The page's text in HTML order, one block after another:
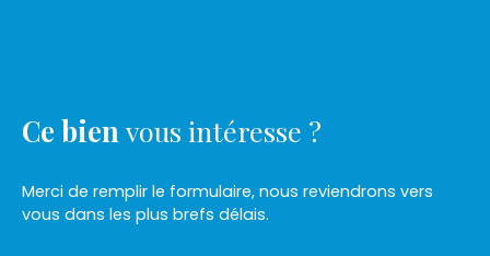
Ce bien vous intéresse ?
Merci de remplir le formulaire, nous reviendrons vers
vous dans les plus brefs délais.